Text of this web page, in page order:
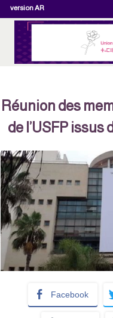
version AR
Réunion des
de l’USFP
Facebook